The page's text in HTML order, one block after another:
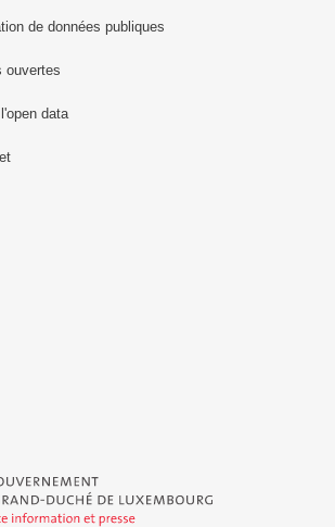
de données publiques
ouvertes
data
du Grand-Duché de Luxembourg - Service